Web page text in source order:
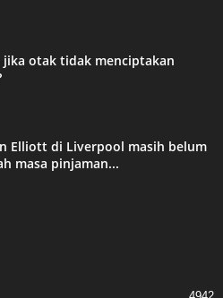
jika otak tidak menciptakan
Elliott di Liverpool masih belum
masa pinjaman...